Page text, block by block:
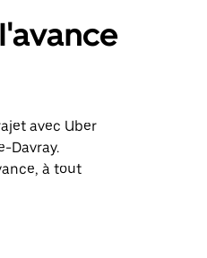
avec Uber
Davray.
à tout